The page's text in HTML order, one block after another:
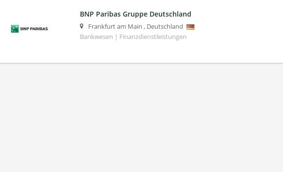
BNP Paribas Gruppe Deutschland
Frankfurt am Main , Deutschland
Bankwesen | Finanzdienstleistungen